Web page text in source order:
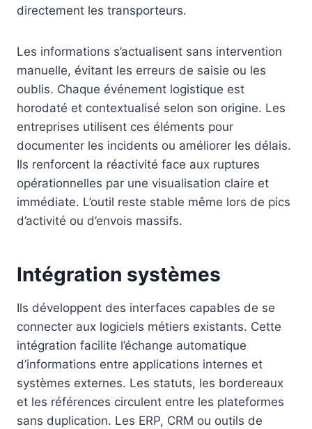
directement les transporteurs.
Les informations s’actualisent sans intervention
manuelle, évitant les erreurs de saisie ou les
oublis. Chaque événement logistique est
horodaté et contextualisé selon son origine. Les
entreprises utilisent ces éléments pour
documenter les incidents ou améliorer les délais.
Ils renforcent la réactivité face aux ruptures
opérationnelles par une visualisation claire et
immédiate. L’outil reste stable même lors de pics
d’activité ou d’envois massifs.
Intégration systèmes
Ils développent des interfaces capables de se
connecter aux logiciels métiers existants. Cette
intégration facilite l’échange automatique
d’informations entre applications internes et
systèmes externes. Les statuts, les bordereaux
et les références circulent entre les plateformes
sans duplication. Les ERP, CRM ou outils de